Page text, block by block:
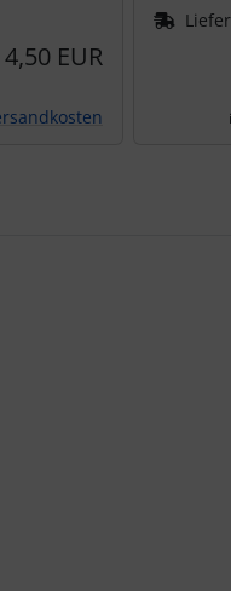
4,50 EUR